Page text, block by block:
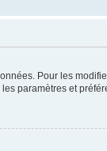
Pour les
paramètres et